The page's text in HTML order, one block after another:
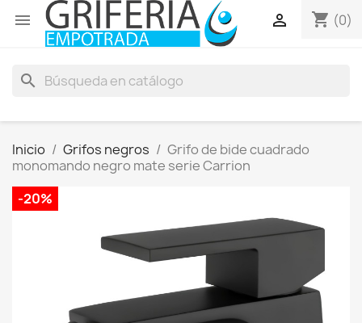
 shopping_cart (0)

search
Inicio Grifos negros
Grifo de bide cuadrado
monomando negro mate serie Carrion
-20%